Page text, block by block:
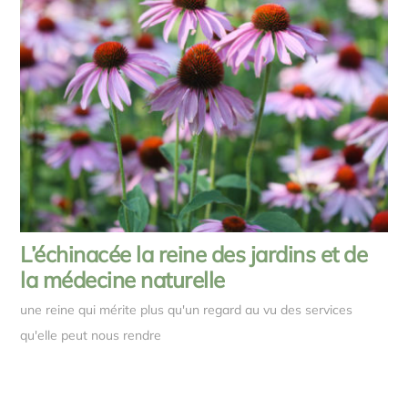
L’échinacée la reine des jardins et de
la médecine naturelle
une reine qui mérite plus qu'un regard au vu des services
qu'elle peut nous rendre